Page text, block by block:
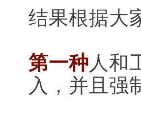
结果根据大
第一种人和
入，并且强